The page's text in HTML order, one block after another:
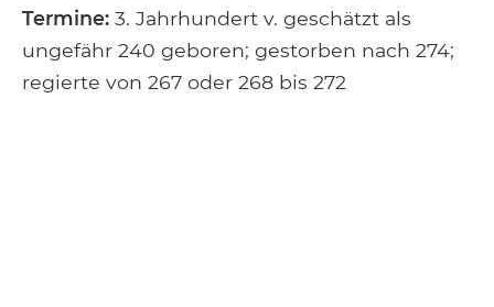
Termine: 3. Jahrhundert v. geschätzt als
ungefähr 240 geboren; gestorben nach 274;
regierte von 267 oder 268 bis 272